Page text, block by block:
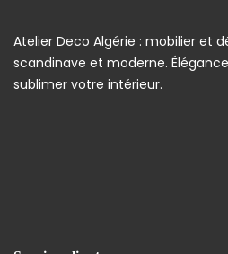
Atelier Deco Algérie : mobilier et
scandinave et moderne.
sublimer votre intérieur.